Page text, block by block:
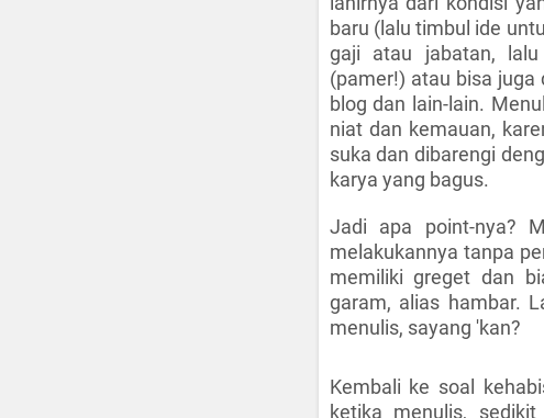
baru (lalu timbul ide
gaji atau jabatan,
(pamer!) atau bisa
blog dan lain-lain.
niat dan kemauan,
suka dan dibarengi
karya yang bagus.
Jadi apa point-nya?
melakukannya tanpa
memiliki greget dan
garam, alias hambar.
menulis, sayang 'kan?
Kembali ke soal
ketika menulis,